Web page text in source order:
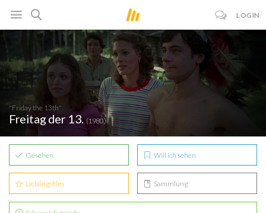
LOGIN
"Friday the 13th"
Freitag der 13. (1980)
Gesehen Will ich sehen
Lieblingsfilm Sammlung